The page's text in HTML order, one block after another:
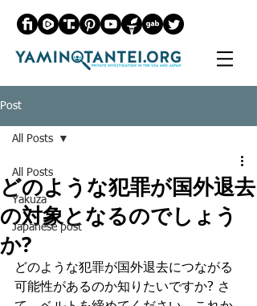
Post
All Posts
Yakuza
Japanese post
All Posts
どのような犯罪が国外退去
の対象となるのでしょう
か?
どのような犯罪が国外退去につながる
可能性があるのか​​知りたいですか? さ